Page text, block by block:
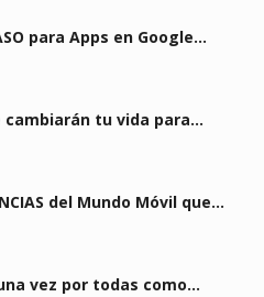
para Apps en Google…
cambiarán tu vida para…
del Mundo Móvil que…
vez por todas como…